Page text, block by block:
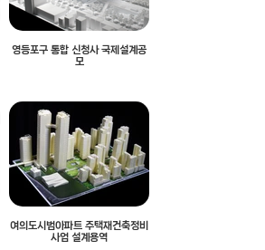
영등포구 통합 신청사 국제설계공
모
여의도시범아파트 주택재건축정비
사업 설계용역